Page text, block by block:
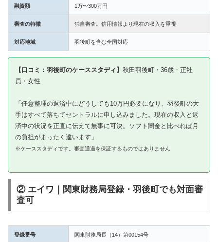
融資額 1万〜300万円
審査の特徴 独自審査。信用情報より現在の収入を重視
対応地域 羽後町を含む全国対応
【口コミ：羽後町のケーススタディ】 秋田羽後町・36歳・正社
員・女性
「任意整理の返済中にどうしても10万円必要になり、羽後町の大
手はすべて落ちてセントラルに申し込みました。現在の収入と返
済中の状況を正直に伝えて無事に可決。ソフト闇金と比べれば月
の負担がまったく違います」
※ケーススタディです。審査通過を保証するものではありません
② エイワ｜関東財務局登録・羽後町でも対面審
査可
登録番号 関東財務局長（14）第00154号